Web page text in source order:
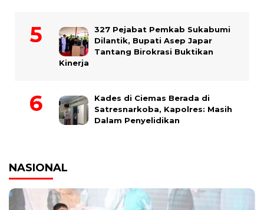
327 Pejabat Pemkab Sukabumi
Dilantik, Bupati Asep Japar
Tantang Birokrasi Buktikan
Kinerja
Kades di Ciemas Berada di
Satresnarkoba, Kapolres: Masih
Dalam Penyelidikan
NASIONAL